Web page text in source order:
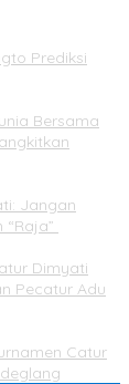
Prediksi
Bersama
Jangan
Dimyati
Pecatur Adu
Catur